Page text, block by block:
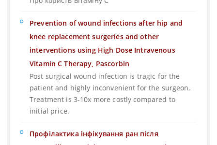
Prevention of wound infections after hip and
knee replacement surgeries and other
interventions using High Dose Intravenous
Vitamin C Therapy, Pascorbin
Post surgical wound infection is tragic for the
patient and highly inconvenient for the surgeon.
Treatment is 3-10x more costly compared to
initial price.
Профілактика інфікування ран після